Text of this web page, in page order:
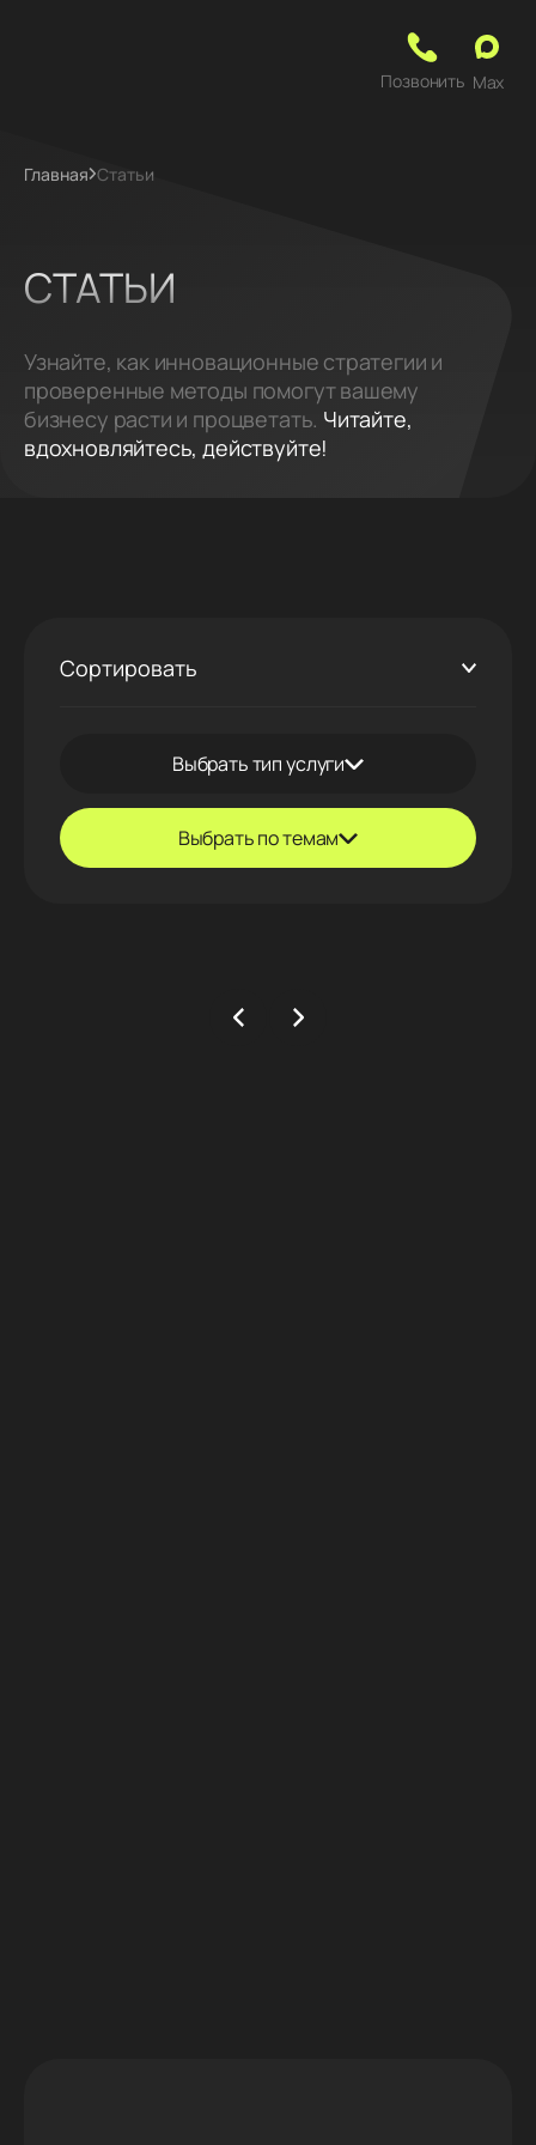
Позвонить Max
Главная Статьи
СТАТЬИ
Узнайте, как инновационные стратегии и
проверенные методы помогут вашему
бизнесу расти и процветать. Читайте,
вдохновляйтесь, действуйте!
Сортировать
Выбрать тип услуги
Выбрать по темам